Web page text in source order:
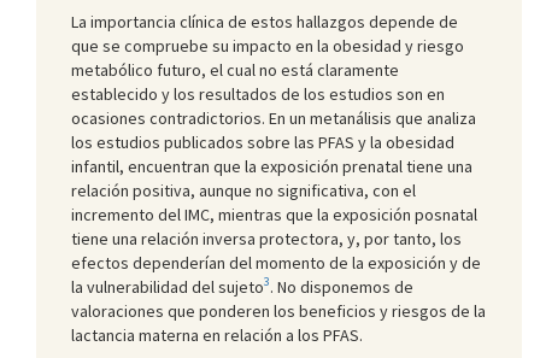
La importancia clínica de estos hallazgos depende de
que se compruebe su impacto en la obesidad y riesgo
metabólico futuro, el cual no está claramente
establecido y los resultados de los estudios son en
ocasiones contradictorios. En un metanálisis que analiza
los estudios publicados sobre las PFAS y la obesidad
infantil, encuentran que la exposición prenatal tiene una
relación positiva, aunque no significativa, con el
incremento del IMC, mientras que la exposición posnatal
tiene una relación inversa protectora, y, por tanto, los
efectos dependerían del momento de la exposición y de
la vulnerabilidad del sujeto3. No disponemos de
valoraciones que ponderen los beneficios y riesgos de la
lactancia materna en relación a los PFAS.